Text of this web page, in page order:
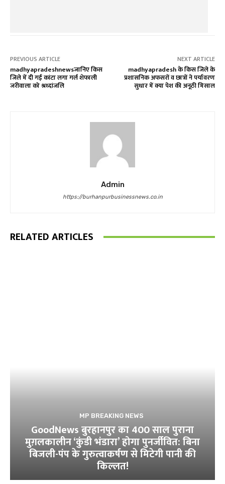
PREVIOUS ARTICLE
madhyapradeshnewsजानिए किस
जिले में दी गई कांटा लगा गर्ल शेफाली
जरीवाला को श्रध्दांजलि
NEXT ARTICLE
madhyapradesh के किस जिले के
प्रशासनिक अफसरों व छात्रों ने पर्यावरण
सुधार में क्या पेश की अनूठी मिसाल
Admin
https://burhanpurbusinessnews.co.in
RELATED ARTICLES
MP BREAKING NEWS
GoodNews बुरहानपुर का 400 साल पुराना
मुग़लकालीन ‘कुंडी भंडारा’ होगा पुनर्जीवित: बिना
बिजली-पंप के गुरुत्वाकर्षण से मिटेगी पानी की
किल्लत!